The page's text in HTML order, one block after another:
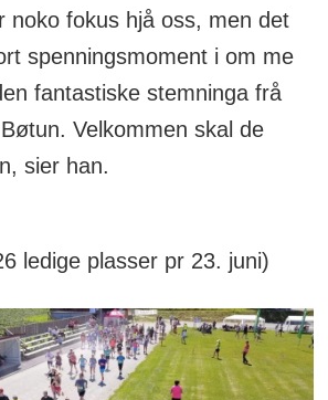
noko fokus hjå oss, men det
spenningsmoment i om me
fantastiske stemninga frå
Velkommen skal de
sier han.
ledige plasser pr 23. juni)